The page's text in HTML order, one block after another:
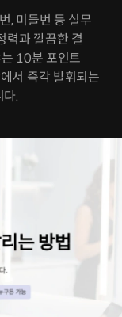
, 미들번 등 실무
력과 깔끔한 결
10분 포인트
서 즉각 발휘되는
.